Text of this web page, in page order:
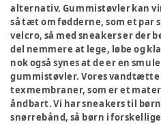
alternativ. Gummistøvler kan
så tæt om fødderne, som et par
velcro, så med sneakers er der
del nemmere at lege, løbe og
nok også synes at de er en
gummistøvler. Vores
texmembraner, som er et
åndbart. Vi har sneakers til
snørrebånd, så børn i